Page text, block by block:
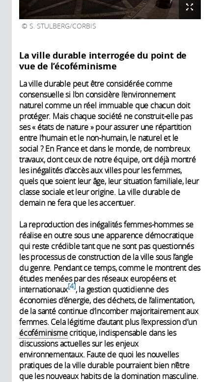
S. STULBERG/CORBIS
La ville durable interrogée du point de
vue de l’écoféminisme
La ville durable peut être considérée comme
consensuelle si l’on considère l’environnement
naturel comme un réel immuable que chacun doit
protéger. Mais chaque société ne construit-elle pas
ses « états de nature » pour assurer une répartition
entre l’humain et le non-humain, le naturel et le
social ? En France et dans le monde, de nombreux
travaux, dont ceux de notre équipe, ont déjà montré
les inégalités d’accès aux villes pour les femmes,
quels que soient leur âge, leur situation familiale, leur
classe sociale et leur origine. La ville durable de
demain ne fera que les accentuer.
La reproduction des inégalités femmes-hommes se
réalise en outre sous une apparence démocratique
qui reste crédible tant que ne sont pas questionnés
les processus de construction de la ville sous l’angle
du genre. Pendant ce temps, comme le montrent des
études menées par des réseaux européens et
internationaux 4 , la gestion quotidienne des
économies d’énergie, des déchets, de l’alimentation,
de la santé continue d’incomber majoritairement aux
femmes. Cela légitime d’autant plus l’expression d’un
écoféminismecritique, indispensable dans les
discussions actuelles sur les enjeux
environnementaux. Faute de quoi les nouvelles
pratiques de la ville durable pourraient bien n’être
que les nouveaux habits de la domination masculine.